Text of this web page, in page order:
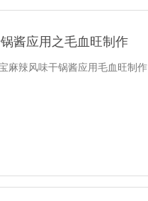
酱应用之毛血旺制作
麻辣风味干锅酱应用毛血旺制作